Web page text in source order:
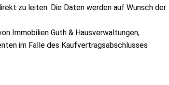
zu leiten. Die Daten werden auf Wunsch der
Immobilien Guth & Hausverwaltungen,
im Falle des Kaufvertragsabschlusses